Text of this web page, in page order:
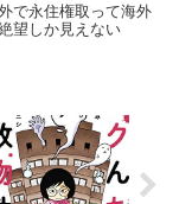
で永住権取って海外
望しか見えない